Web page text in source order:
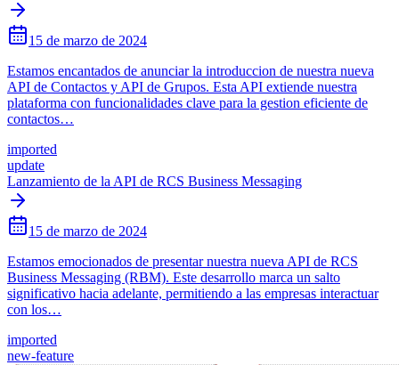
15 de marzo de 2024
Estamos encantados de anunciar la introduccion de nuestra nueva
API de Contactos y API de Grupos. Esta API extiende nuestra
plataforma con funcionalidades clave para la gestion eficiente de
contactos…
imported
update
Lanzamiento de la API de RCS Business Messaging
15 de marzo de 2024
Estamos emocionados de presentar nuestra nueva API de RCS
Business Messaging (RBM). Este desarrollo marca un salto
significativo hacia adelante, permitiendo a las empresas interactuar
con los…
imported
new-feature